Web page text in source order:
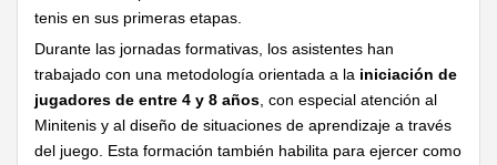
tenis en sus primeras etapas.
Durante las jornadas formativas, los asistentes han
trabajado con una metodología orientada a la iniciación de
jugadores de entre 4 y 8 años, con especial atención al
Minitenis y al diseño de situaciones de aprendizaje a través
del juego. Esta formación también habilita para ejercer como